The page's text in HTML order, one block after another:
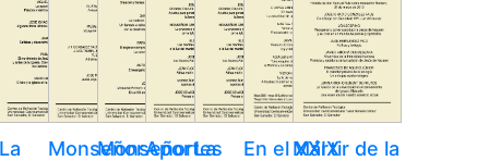
La
MonseñorMonseñor
Aportes
La
En el XXIXMártir de la